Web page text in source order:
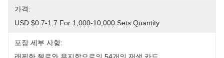
가격:
USD $0.7-1.7 For 1,000-10,000 Sets Quantity
포장 세부 사항: